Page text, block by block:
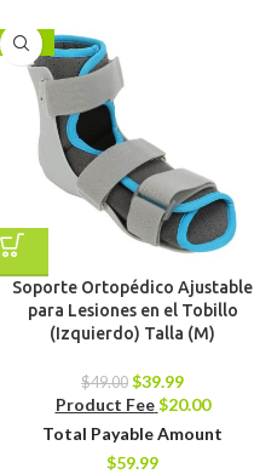
5
-18%
Soporte Ortopédico Ajustable
para Lesiones en el Tobillo
(Izquierdo) Talla (M)
$49.00 $39.99
Product Fee $20.00
Total Payable Amount
$59.99